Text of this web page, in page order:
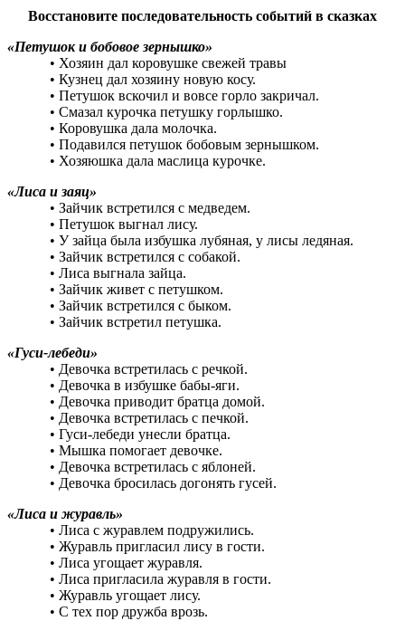
Восстановите последовательность событий в сказках
«Петушок и бобовое зернышко»
• Хозяин дал коровушке свежей травы
• Кузнец дал хозяину новую косу.
• Петушок вскочил и вовсе горло закричал.
• Смазал курочка петушку горлышко.
• Коровушка дала молочка.
• Подавился петушок бобовым зернышком.
• Хозяюшка дала маслица курочке.
«Лиса и заяц»
• Зайчик встретился с медведем.
• Петушок выгнал лису.
• У зайца была избушка лубяная, у лисы ледяная.
• Зайчик встретился с собакой.
• Лиса выгнала зайца.
• Зайчик живет с петушком.
• Зайчик встретился с быком.
• Зайчик встретил петушка.
«Гуси-лебеди»
• Девочка встретилась с речкой.
• Девочка в избушке бабы-яги.
• Девочка приводит братца домой.
• Девочка встретилась с печкой.
• Гуси-лебеди унесли братца.
• Мышка помогает девочке.
• Девочка встретилась с яблоней.
• Девочка бросилась догонять гусей.
«Лиса и журавль»
• Лиса с журавлем подружились.
• Журавль пригласил лису в гости.
• Лиса угощает журавля.
• Лиса пригласила журавля в гости.
• Журавль угощает лису.
• С тех пор дружба врозь.